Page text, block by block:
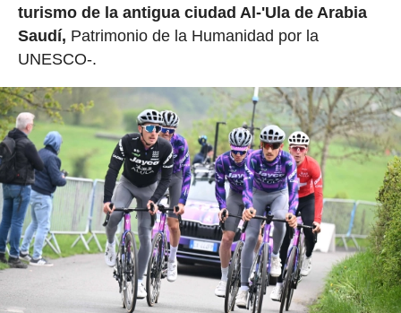
turismo de la antigua ciudad Al-'Ula de Arabia
Saudí, Patrimonio de la Humanidad por la
UNESCO-.